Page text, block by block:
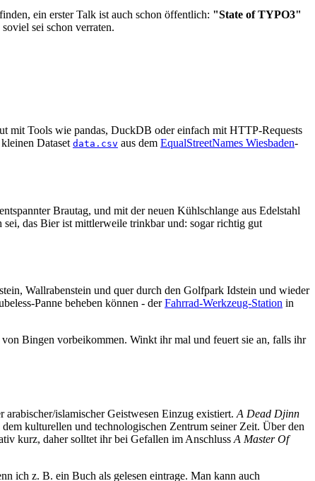
ein erster Talk ist auch schon öffentlich: "State of TYPO3"
sei schon verraten.
mit Tools wie pandas, DuckDB oder einfach mit HTTP-Requests
Dataset data.csv aus dem EqualStreetNames Wiesbaden-
Brautag, und mit der neuen Kühlschlange aus Edelstahl
das Bier ist mittlerweile trinkbar und: sogar richtig gut
Wallrabenstein und quer durch den Golfpark Idstein und wieder
Panne beheben können - derFahrrad-Werkzeug-Station in
Bingen vorbeikommen. Winkt ihr mal und feuert sie an, falls ihr
islamischer Geistwesen Einzug existiert.A Dead Djinn
kulturellen und technologischen Zentrum seiner Zeit. Über den
kurz, daher solltet ihr bei Gefallen im AnschlussA Master Of
ich z. B. ein Buch als gelesen eintrage. Man kann auch